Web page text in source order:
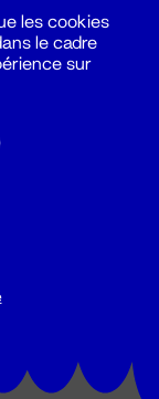
les cookies
le cadre
sur